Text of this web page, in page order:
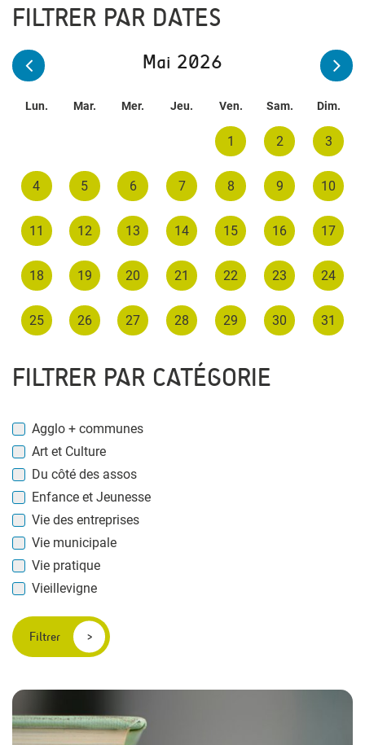
FILTRER PAR DATES
Mai 2026
Lun. Mar. Mer. Jeu. Ven. Sam. Dim.
1 2 3
4 5 6 7 8 9 10
11 12 13 14 15 16 17
18 19 20 21 22 23 24
25 26 27 28 29 30 31
FILTRER PAR CATÉGORIE
Agglo + communes
Art et Culture
Du côté des assos
Enfance et Jeunesse
Vie des entreprises
Vie municipale
Vie pratique
Vieillevigne
Filtrer